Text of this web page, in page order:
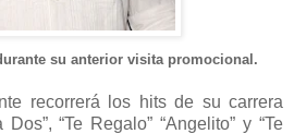
su anterior visita promocional.
recorrerá los hits de su carrera
“Te Regalo” “Angelito” y “Te